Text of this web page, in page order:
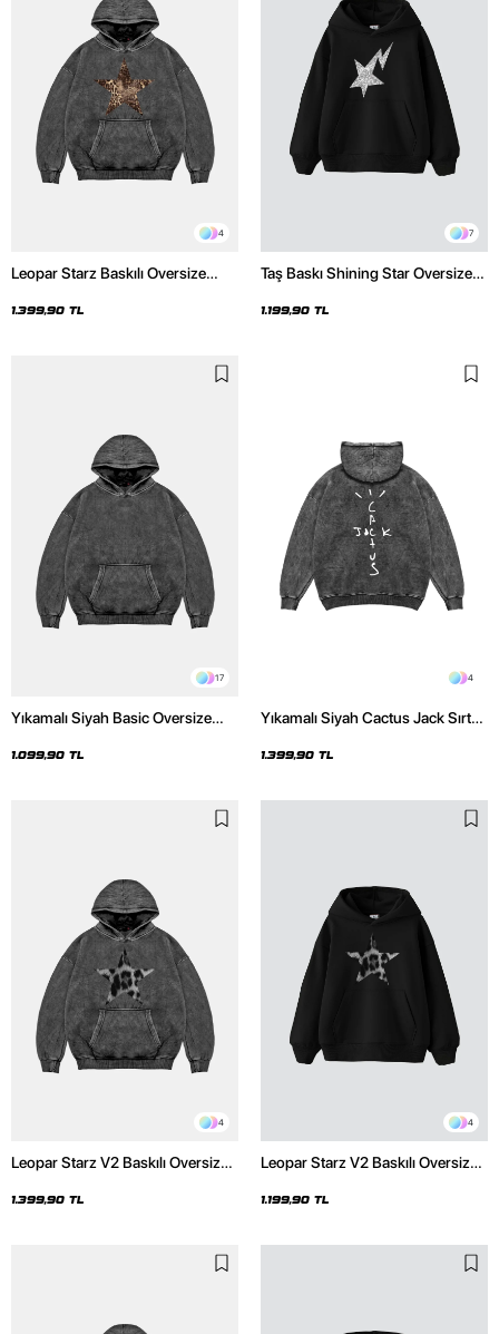
4
Leopar Starz Baskılı Oversize
Hoodie
1.399,90 TL
7
Taş Baskı Shining Star Oversize
1.199,90 TL
17
Yıkamalı Siyah Basic Oversize
1.099,90 TL
4
Yıkamalı Siyah Cactus Jack Sırt
1.399,90 TL
4
Leopar Starz V2 Baskılı Oversize
Hoodie
1.399,90 TL
4
Leopar Starz V2 Baskılı Oversize
1.199,90 TL